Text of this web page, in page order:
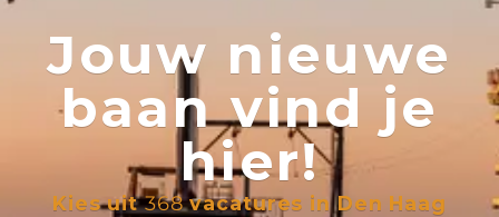
Jouw nieuwe
baan vind je
hier!
Kies uit368vacatures in Den Haag